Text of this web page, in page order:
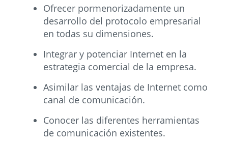
Ofrecer pormenorizadamente un
desarrollo del protocolo empresarial
en todas su dimensiones.
Integrar y potenciar Internet en la
estrategia comercial de la empresa.
Asimilar las ventajas de Internet como
canal de comunicación.
Conocer las diferentes herramientas
de comunicación existentes.